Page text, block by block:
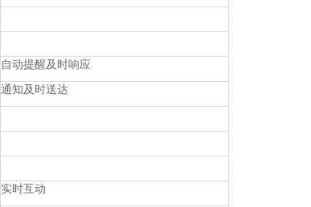
自动提醒及时响应
通知及时送达
实时互动